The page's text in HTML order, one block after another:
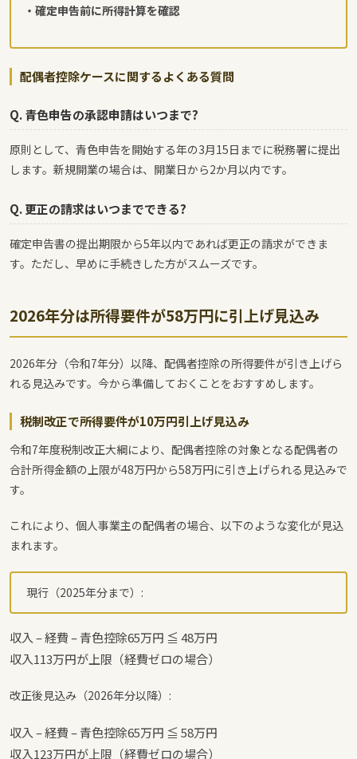
・確定申告前に所得計算を確認
配偶者控除ケースに関するよくある質問
Q. 青色申告の承認申請はいつまで?
原則として、青色申告を開始する年の3月15日までに税務署に提出
します。新規開業の場合は、開業日から2か月以内です。
Q. 更正の請求はいつまでできる?
確定申告書の提出期限から5年以内であれば更正の請求ができま
す。ただし、早めに手続きした方がスムーズです。
2026年分は所得要件が58万円に引上げ見込み
2026年分（令和7年分）以降、配偶者控除の所得要件が引き上げら
れる見込みです。今から準備しておくことをおすすめします。
税制改正で所得要件が10万円引上げ見込み
令和7年度税制改正大綱により、配偶者控除の対象となる配偶者の
合計所得金額の上限が48万円から58万円に引き上げられる見込みで
す。
これにより、個人事業主の配偶者の場合、以下のような変化が見込
まれます。
現行（2025年分まで）:
収入 – 経費 – 青色控除65万円 ≦ 48万円
収入113万円が上限（経費ゼロの場合）
改正後見込み（2026年分以降）:
収入 – 経費 – 青色控除65万円 ≦ 58万円
収入123万円が上限（経費ゼロの場合）